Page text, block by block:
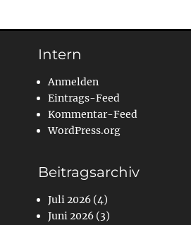
Intern
Anmelden
Eintrags-Feed
Kommentar-Feed
WordPress.org
Beitragsarchiv
Juli 2026 (4)
Juni 2026 (3)